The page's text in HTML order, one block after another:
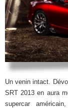
Un venin intact.
SRT 2013 en aura
supercar